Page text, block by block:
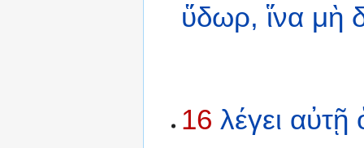
ὕδωρ, ἵνα μὴ
16 λέγει αὐτῇ